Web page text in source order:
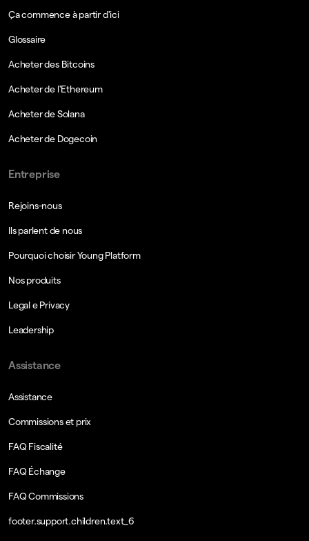
Ça commence à partir d'ici
Glossaire
Acheter des Bitcoins
Acheter de l'Ethereum
Acheter de Solana
Acheter de Dogecoin
Entreprise
Rejoins-nous
Ils parlent de nous
Pourquoi choisir Young Platform
Nos produits
Legal e Privacy
Leadership
Assistance
Assistance
Commissions et prix
FAQ Fiscalité
FAQ Échange
FAQ Commissions
footer.support.children.text_6